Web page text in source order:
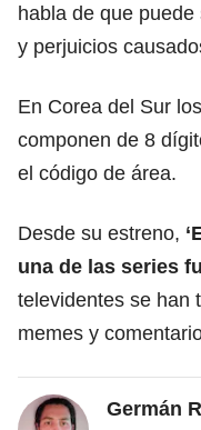
habla de que
y perjuicios
En Corea del Sur
componen de 8
el código de área.
Desde su estreno,
una de las series
televidentes se han
memes y
Germán